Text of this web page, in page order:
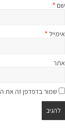
שם*
אימייל *
אתר
שמור בדפדפן זה את